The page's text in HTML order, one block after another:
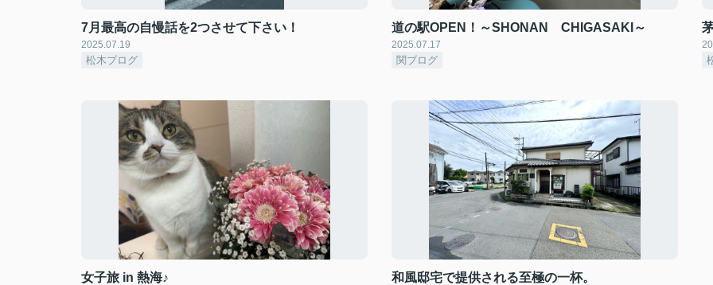
7月最高の自慢話を2つさせて下さい！
2025.07.19
松木ブログ
道の駅OPEN！～SHONAN CHIGASAKI～
2025.07.17
関ブログ
女子旅 in 熱海♪ 和風邸宅で提供される至極の一杯。